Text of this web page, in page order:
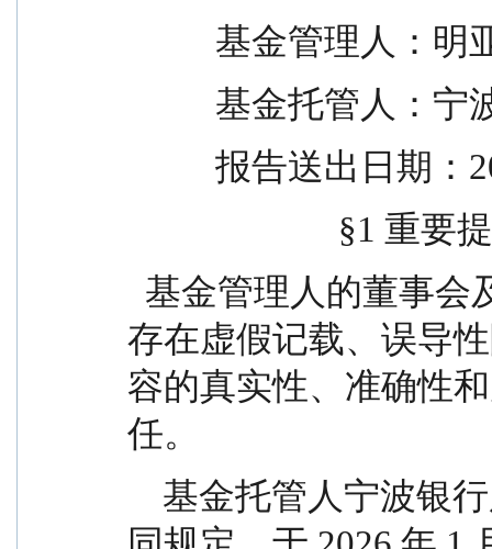
基金管理
基金托管
报告送出日
§1
存在虚假记载、误导
容的真实性、准确性
任。